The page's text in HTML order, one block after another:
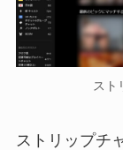
スト
ストリップチ